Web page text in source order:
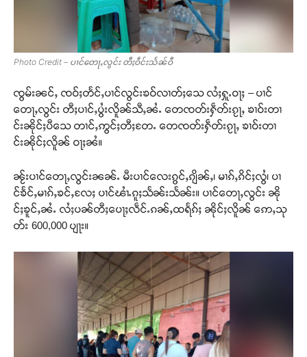
Photo Credit – ပၢင်တေႃႇလွင်း တီႈဝဵင်းသႅၼ်ဝီ
ၸွမ်းၼင်ႇ ၸဝ်ႈတႅင်ႇပၢင်လွင်းၶဝ်လၢတ်ႈသေ လႆႈႁူႉဝႃႈ – ပၢင်
တေႃႇလွင်း တီႈပၢင်ႇပွႆးလိူၼ်သီႇၼႆႉ တေၸတ်းႁဵတ်းၵႂႃႇ ၶၢဝ်းတၢ
င်းၼိုင်ႈပီသေ တၢင်ႇဢွင်ႈတီႈတႄႉ တေၸတ်းႁဵတ်းၵႂႃႇ ၶၢဝ်းတၢ
င်းၼိုင်ႈလိူၼ် ဝႃႈၼႆ။
ၼႂ်းပၢင်တေႃႇလွင်းၼၼ်ႉ မီးပၢင်လေးၵွင်ႇၵျိၼ်ႇ၊ မၢၵ်ႇၵိင်ႈလွႆ၊ ပၢ
င်ၶႅင်ႇမၢၵ်ႇၶင်ႇလႄႈ ပၢင်ၽၢႆႉၵူႈသႅၼ်းသႅၼ်း။ ပၢင်တေႃႇလွင်း ၼို
င်ႈၶူင်ႇၼႆႉ လႆႈပၼ်တီႈပေႃႈလဵင်ႉၵၼ်ႇထရႅၵ်ႈ ၼိုင်ႈလိူၼ် ဢေႇသု
တ်း 600,000 ပျႃး။